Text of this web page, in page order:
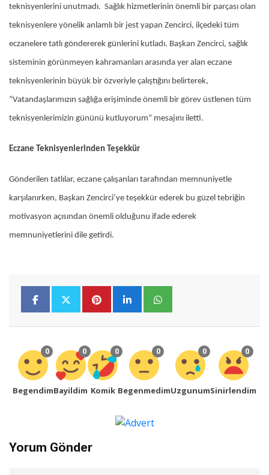
teknisyenlerini unutmadı. Sağlık hizmetlerinin önemli bir parçası olan
teknisyenlere yönelik anlamlı bir jest yapan Zencirci, ilçedeki tüm
eczanelere tatlı göndererek günlerini kutladı. Başkan Zencirci, sağlık
sisteminin görünmeyen kahramanları arasında yer alan eczane
teknisyenlerinin büyük bir özveriyle çalıştığını belirterek,
“Vatandaşlarımızın sağlığa erişiminde önemli bir görev üstlenen tüm
teknisyenlerimizin gününü kutluyorum” mesajını iletti.
Eczane Teknisyenlerinden Teşekkür
Gönderilen tatlılar, eczane çalışanları tarafından memnuniyetle
karşılanırken, Başkan Zencirci’ye teşekkür ederek bu güzel tebriğin
motivasyon açısından önemli olduğunu ifade ederek
memnuniyetlerini dile getirdi.
0
Begendim
0
Bayildim
0
Komik
0
Begenmedim
0
Uzgunum
0
Sinirlendim
Yorum Gönder